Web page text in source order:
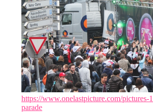
https://www.onelastpicture.com/pictures-
parade